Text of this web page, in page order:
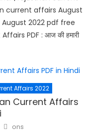
current affairs August
2022 pdf free
PDF : आज की हमारी
Affairs 2022
Current Affairs
Author
ons